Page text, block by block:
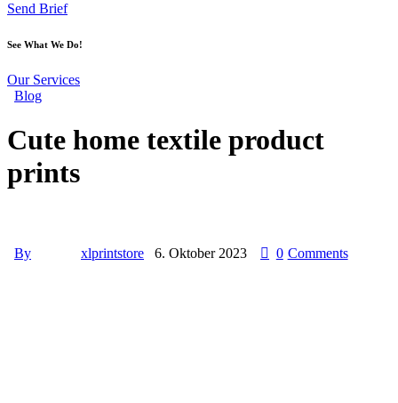
Send Brief
See What We Do!
Our Services
Blog
Cute home textile product
prints
By xlprintstore 6. Oktober 2023 0 Comments